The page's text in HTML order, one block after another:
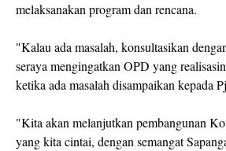
melaksanakan program dan rencana.
"Kalau ada masalah, konsultasikan
seraya mengingatkan OPD yang
ketika ada masalah disampaikan kepada
"Kita akan melanjutkan pembangunan
yang kita cintai, dengan semangat